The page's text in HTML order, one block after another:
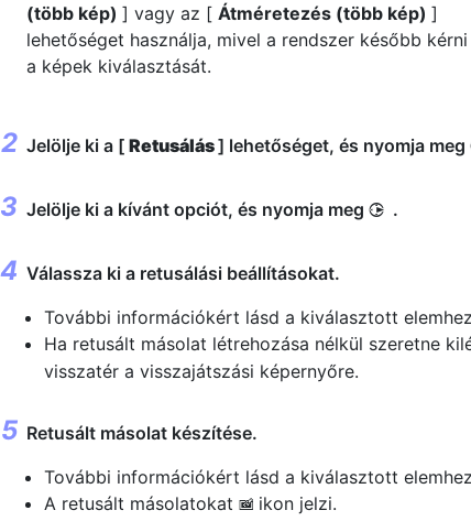
(több kép) ] vagy az [ Átméretezés (több kép) ]
lehetőséget használja, mivel a rendszer később
a képek kiválasztását.
Jelölje ki a [ Retusálás] lehetőséget, és nyomja meg
Jelölje ki a kívánt opciót, és nyomja meg 2 .
Válassza ki a retusálási beállításokat.
További információkért lásd a kiválasztott
Ha retusált másolat létrehozása nélkül szeretne
visszatér a visszajátszási képernyőre.
Retusált másolat készítése.
További információkért lásd a kiválasztott
A retusált másolatokat p ikon jelzi.